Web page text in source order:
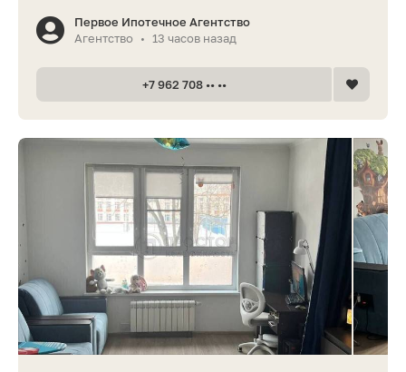
Первое Ипотечное Агентство
Агентство
• 13 часов назад
+7 962 708 •• ••